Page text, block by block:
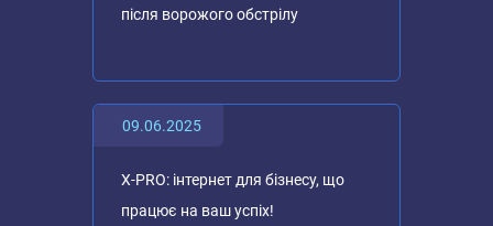
після ворожого обстрілу
X-PRO: інтернет для бізнесу, що
працює на ваш успіх!
09.06.2025